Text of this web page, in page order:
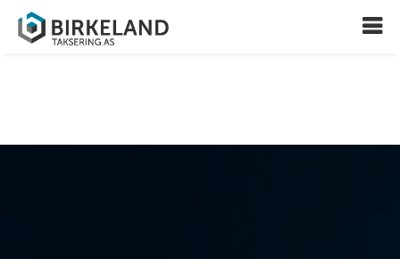
home_slider_snow